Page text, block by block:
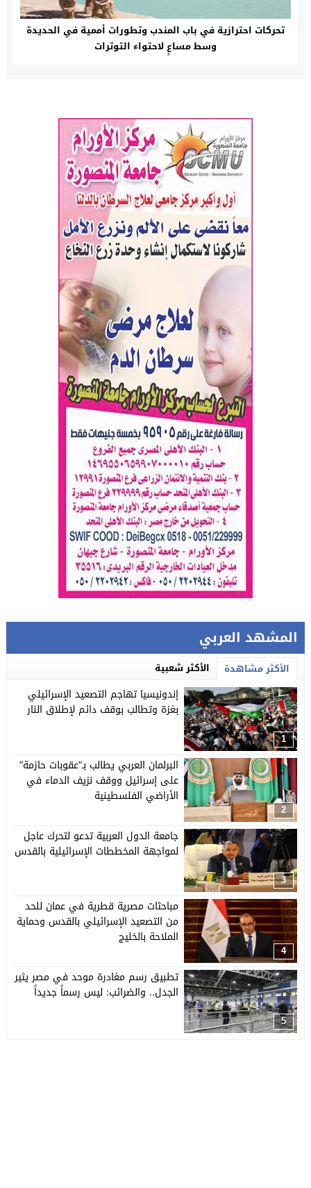
تحركات احترازية في باب المندب وتطورات أممية في الحديدة
وسط مساعٍ لاحتواء التوترات
المشهد العربي
الأكثر مشاهدة الأكثر شعبية
1
إندونيسيا تهاجم التصعيد الإسرائيلي
بغزة وتطالب بوقف دائم لإطلاق النار
2
البرلمان العربي يطالب بـ”عقوبات حازمة”
على إسرائيل ووقف نزيف الدماء في
الأراضي الفلسطينية
3
جامعة الدول العربية تدعو لتحرك عاجل
لمواجهة المخططات الإسرائيلية بالقدس
4
مباحثات مصرية قطرية في عمان للحد
من التصعيد الإسرائيلي بالقدس وحماية
الملاحة بالخليج
5
تطبيق رسم مغادرة موحد في مصر يثير
الجدل.. والضرائب: ليس رسماً جديداً